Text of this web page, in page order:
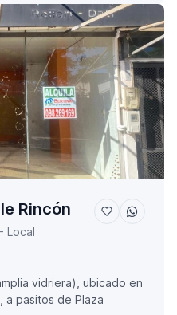
Rincón
- Local
vidriera), ubicado en
a pasitos de Plaza